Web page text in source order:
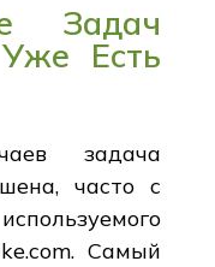
Задач
Есть
задача
часто с
Самый